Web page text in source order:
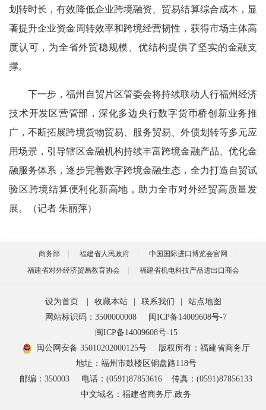
划转时长，有效降低企业跨境融资、贸易结算综合成本，显
著提升企业资金周转效率和跨境经营韧性，获得市场主体高
度认可，为全省外贸稳规模、优结构提供了坚实的金融支
撑。
下一步，福州自贸片区管委会将持续联动人行福州经济
技术开发区营管部，深化多边央行数字货币桥创新业务推
广，不断拓展跨境货物贸易、服务贸易、外债划转等多元应
用场景，引导辖区金融机构持续丰富跨境金融产品、优化金
融服务体系，逐步完善数字跨境金融生态，全力打造自贸试
验区跨境结算便利化新高地，助力全市对外经贸高质量发
展。（记者 朱丽萍）
商务部 福建省人民政府
中国国际进口博览会官网
福建省对外经济贸易教育协会
福建省机电科技产品进出口商会
设为首页 收藏本站 联系我们
站点地图
网站标识码：3500000008
闽ICP备14009608号-7
闽ICP备14009608号-15
闽公网安备 35010202000125号
版权所有：福建省商务厅
地址：福州市鼓楼区铜盘路118号
邮编：350003
电话：(0591)87853616
传真：(0591)87856133
中文域名：福建省商务厅.政务